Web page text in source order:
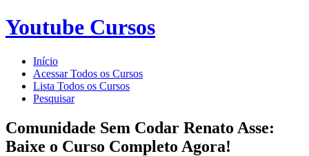
Youtube Cursos
Início
Acessar Todos os Cursos
Lista Todos os Cursos
Pesquisar
Comunidade Sem Codar Renato Asse:
Baixe o Curso Completo Agora!